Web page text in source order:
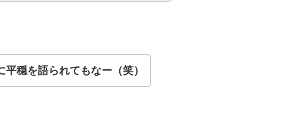
穏を語られてもなー（笑）